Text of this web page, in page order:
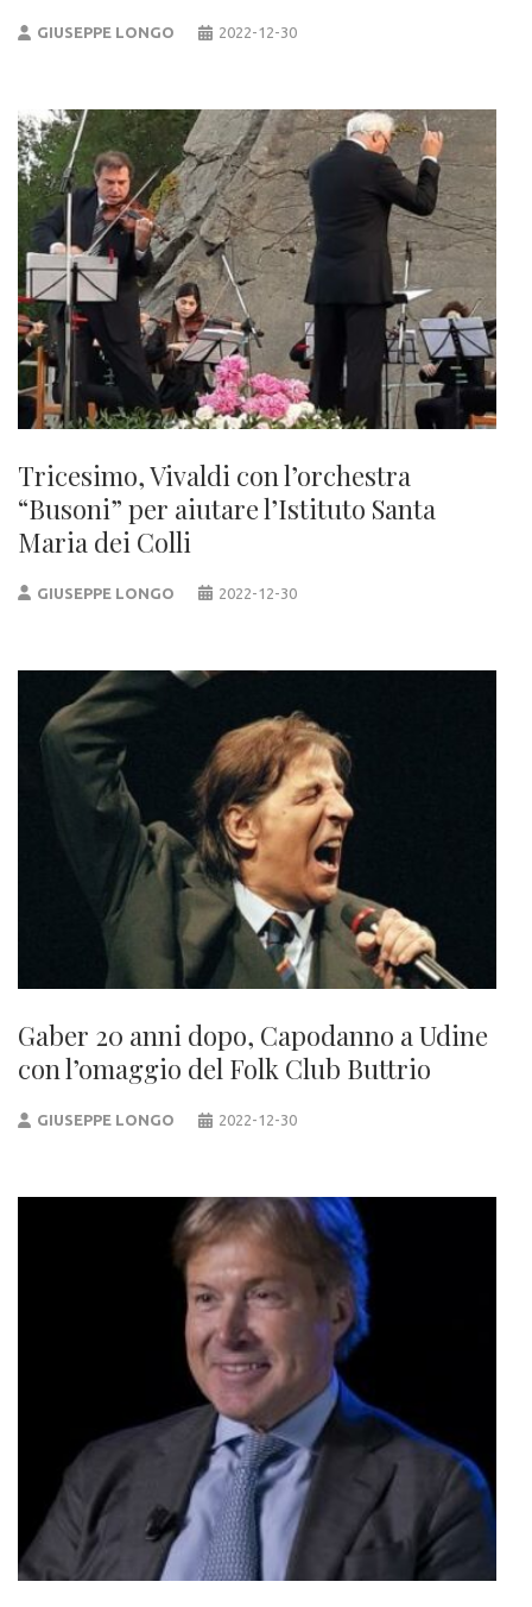
GIUSEPPE LONGO 2022-12-30
Tricesimo, Vivaldi con l’orchestra
“Busoni” per aiutare l’Istituto Santa
Maria dei Colli
GIUSEPPE LONGO 2022-12-30
Gaber 20 anni dopo, Capodanno a Udine
con l’omaggio del Folk Club Buttrio
GIUSEPPE LONGO 2022-12-30